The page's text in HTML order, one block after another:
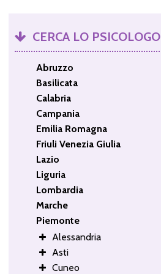
CERCA LO PSICOLOGO
Abruzzo
Basilicata
Calabria
Campania
Emilia Romagna
Friuli Venezia Giulia
Lazio
Liguria
Lombardia
Marche
Piemonte
Alessandria
Asti
Cuneo